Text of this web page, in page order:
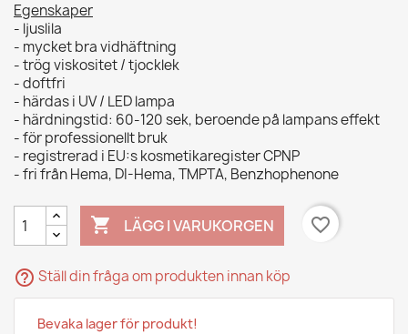
Egenskaper
- ljuslila
- mycket bra vidhäftning
- trög viskositet / tjocklek
- doftfri
- härdas i UV / LED lampa
- härdningstid: 60-120 sek, beroende på lampans effekt
- för professionellt bruk
- registrerad i EU:s kosmetikaregister CPNP
- fri från Hema, DI-Hema, TMPTA, Benzhophenone
 LÄGG I VARUKORGEN favorite_border
help_outline Ställ din fråga om produkten innan köp
Bevaka lager för produkt!